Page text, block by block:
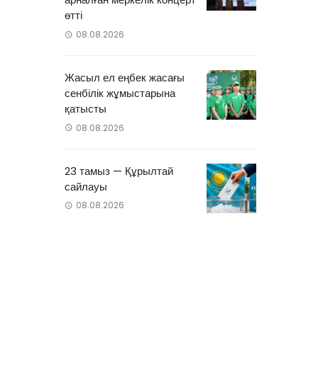
өтті
08.08.2026
Жасыл ел еңбек жасағы
сенбілік жұмыстарына
қатысты
08.08.2026
23 тамыз — Құрылтай
сайлауы
08.08.2026